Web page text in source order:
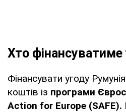
Хто фінансуватиме
Фінансувати угоду
коштів із програми
Action for Europe (SAFE).